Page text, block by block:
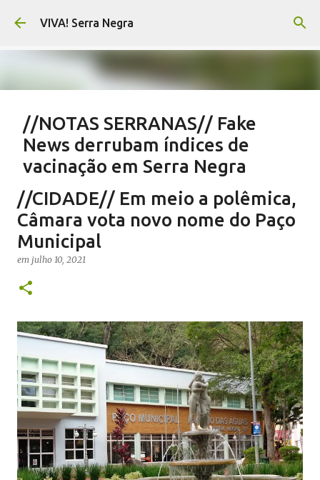
Pular para o conteúdo principal
VIVA! Serra Negra
//NOTAS SERRANAS// Fake
News derrubam índices de
vacinação em Serra Negra
SAÚDE SERRA NEGRA VACINAÇÃO SERRA NEGRA
VIVA! SERRA NEGRA NO AR
0
//CIDADE// Em meio a polêmica,
Câmara vota novo nome do Paço
Municipal
em julho 10, 2021